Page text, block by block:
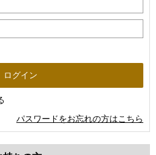
パスワードをお忘れの方はこちら